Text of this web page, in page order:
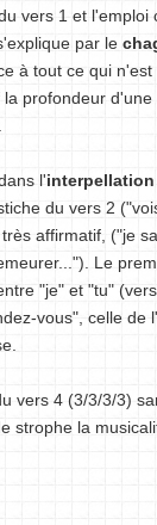
vers 1 et l'emploi
par le
à tout ce qui
profondeur
l'
du vers 2
affirmatif, ("je
Le
"je" et "tu"
vous", celle de
vers 4 (3/3/3/3)
strophe la